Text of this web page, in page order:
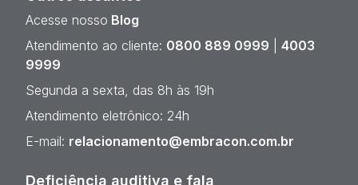
Acesse nosso Blog
Atendimento ao cliente: 0800 889 0999
4003
9999
Segunda a sexta, das 8h às 19h
Atendimento eletrônico: 24h
E-mail: relacionamento@embracon.com.br
Deficiência auditiva e fala